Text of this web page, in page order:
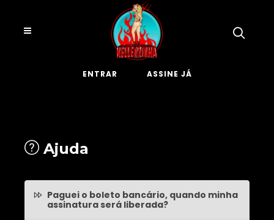
ENTRAR ASSINE JÁ
Ajuda
Paguei o boleto bancário, quando minha
assinatura será liberada?